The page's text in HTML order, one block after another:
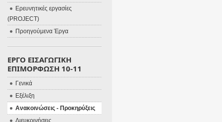
Ερευνητικές εργασίες
(PROJECT)
Προηγούμενα Έργα
ΕΡΓΟ ΕΙΣΑΓΩΓΙΚΗ
ΕΠΙΜΟΡΦΩΣΗ 10-11
Γενικά
Εξέλιξη
Ανακοινώσεις - Προκηρύξεις
Διευκρινήσεις